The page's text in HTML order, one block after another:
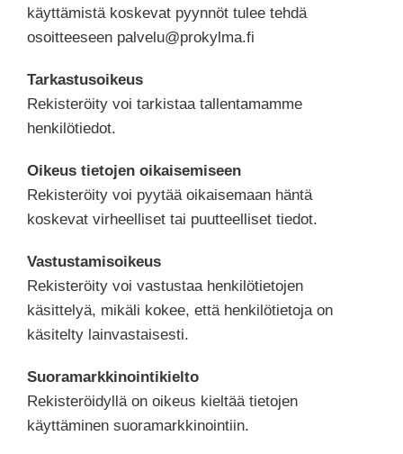
käyttämistä koskevat pyynnöt tulee tehdä
osoitteeseen palvelu@prokylma.fi
Tarkastusoikeus
Rekisteröity voi tarkistaa tallentamamme
henkilötiedot.
Oikeus tietojen oikaisemiseen
Rekisteröity voi pyytää oikaisemaan häntä
koskevat virheelliset tai puutteelliset tiedot.
Vastustamisoikeus
Rekisteröity voi vastustaa henkilötietojen
käsittelyä, mikäli kokee, että henkilötietoja on
käsitelty lainvastaisesti.
Suoramarkkinointikielto
Rekisteröidyllä on oikeus kieltää tietojen
käyttäminen suoramarkkinointiin.